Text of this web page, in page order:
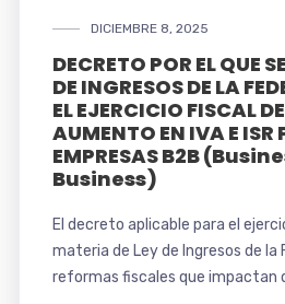
DICIEMBRE 8, 2025
DECRETO POR EL QUE
DE INGRESOS DE LA
EL EJERCICIO FISCAL
AUMENTO EN IVA E ISR
EMPRESAS B2B
Business)
El decreto aplicable para el
materia de Ley de Ingresos de la
reformas fiscales que impactan